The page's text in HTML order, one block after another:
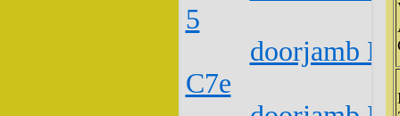
5
doorjamb
C7e